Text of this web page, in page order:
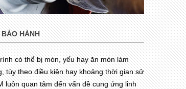
HÀNH
có thể bị mòn, yếu hay ăn mòn làm
tùy theo điều kiện hay khoảng thời gian sử
luôn quan tâm đến vấn đề cung ứng linh